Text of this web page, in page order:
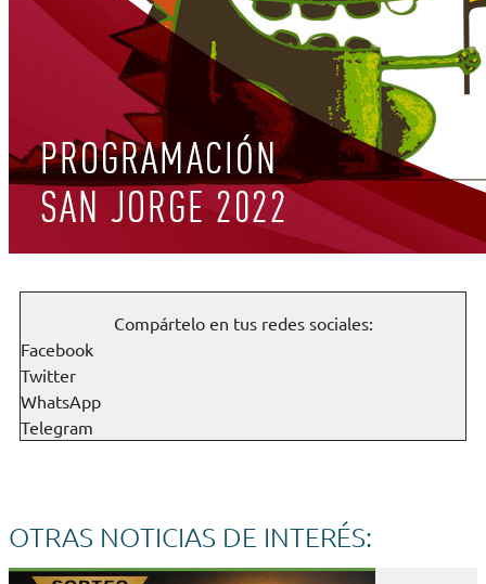
Compártelo en tus redes sociales:
Facebook
Twitter
WhatsApp
Telegram
OTRAS NOTICIAS DE INTERÉS: